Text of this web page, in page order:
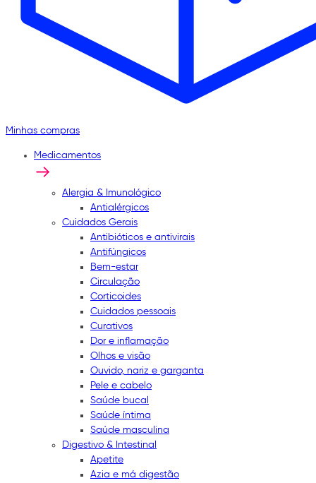
Minhas compras
Medicamentos
Alergia & Imunológico
Antialérgicos
Cuidados Gerais
Antibióticos e antivirais
Antifúngicos
Bem-estar
Circulação
Corticoides
Cuidados pessoais
Curativos
Dor e inflamação
Olhos e visão
Ouvido, nariz e garganta
Pele e cabelo
Saúde bucal
Saúde íntima
Saúde masculina
Digestivo & Intestinal
Apetite
Azia e má digestão